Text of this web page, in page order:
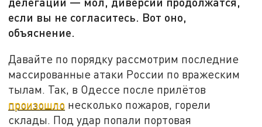
если вы не согласитесь. Вот оно,
объяснение.
Давайте по порядку рассмотрим последние
массированные атаки России по вражеским
тылам. Так, в Одессе после прилётов
произошло несколько пожаров, горели
склады. Под удар попали портовая